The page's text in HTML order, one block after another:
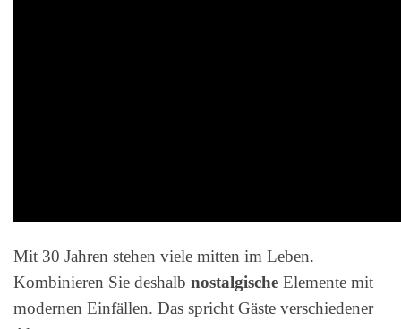
Mit 30 Jahren stehen viele mitten im Leben.
Kombinieren Sie deshalb nostalgische Elemente mit
modernen Einfällen. Das spricht Gäste verschiedener